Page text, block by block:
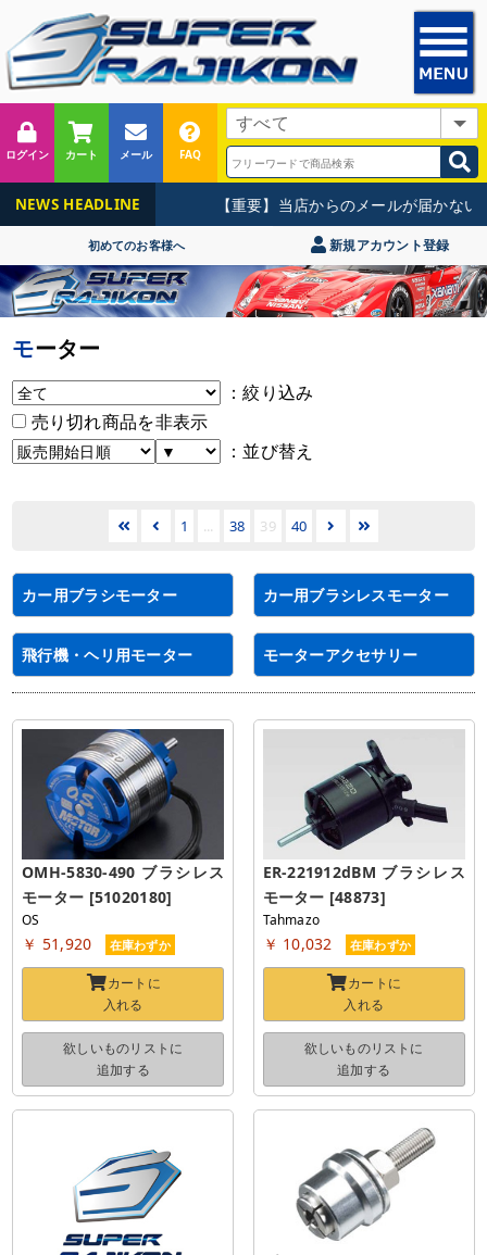
ログイン カート メール FAQ
NEWS HEADLINE 【重要】当店からのメールが届かないお
初めてのお客様へ 新規アカウント登録
モーター
：絞り込み
売り切れ商品を非表示
：並び替え
1 ... 38 39 40
カー用ブラシモーター カー用ブラシレスモーター
飛行機・ヘリ用モーター モーターアクセサリー
OMH-5830-490 ブラシレス
モーター [51020180]
OS
￥ 51,920 在庫わずか
カートに
入れる
欲しいものリストに
追加する
ER-221912dBM ブラシレス
モーター [48873]
Tahmazo
￥ 10,032 在庫わずか
カートに
入れる
欲しいものリストに
追加する